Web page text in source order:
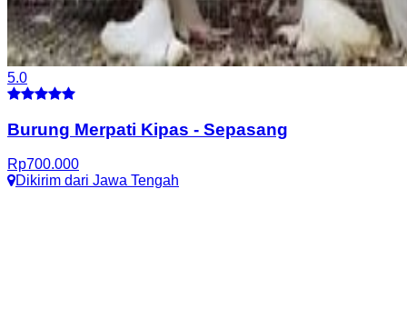
5.0
Burung Merpati Kipas - Sepasang
Rp700.000
Dikirim dari Jawa Tengah